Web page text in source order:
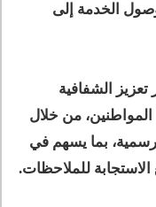
الخدمة إلى
الشفافية
المواطنين، من خلال
بما يسهم في
للملاحظات.